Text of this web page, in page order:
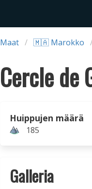
Maat 🇲🇦 Marokko
Huippujen määrä
185
Galleria